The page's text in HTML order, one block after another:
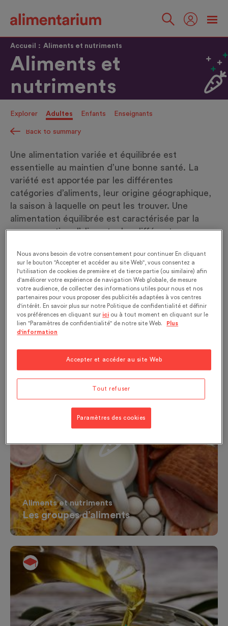
content
Suivez-
nous
Accueil Aliments et nutriments
Aliments et
nutriments
Explorer Adultes Enfants Enseignants
Back to summary
Une alimentation variée et équilibrée est
essentielle au maintien d’une bonne santé. La
variété est apportée par les différentes
catégories d’aliments, leur origine géographique,
la saison à laquelle on peut les trouver. Une
alimentation équilibrée est caractérisée par la
consommation d’aliments des différents groupes
alimentaires. Celles-ci peuvent varier d’un pays à
l’autre, comme l’illustrent les pyramides
alimentaires.
Start a course now...
Aliments et nutriments
Les groupes d’aliments
Nous avons besoin de votre consentement pour continuer En cliquant
sur le bouton "Accepter et accéder au site Web", vous consentez a
l'utilisation de cookies de première et de tierce partie (ou similaire) afin
d'améliorer votre expérience de navigation Web globale, de mesure
votre audience, de collecter des informations utiles pour nous et nos
partenaires pour vous proposer des publicités adaptées à vos centres
d'intérêt. En savoir plus sur notre Politique de confidentialité et définir
vos préférences en cliquant sur ici ou à tout moment en cliquant sur le
lien "Paramètres de confidentialité" de notre site Web.
Plus
d'information
Tout refuser
Accepter et accéder au site Web
Paramètres des cookies